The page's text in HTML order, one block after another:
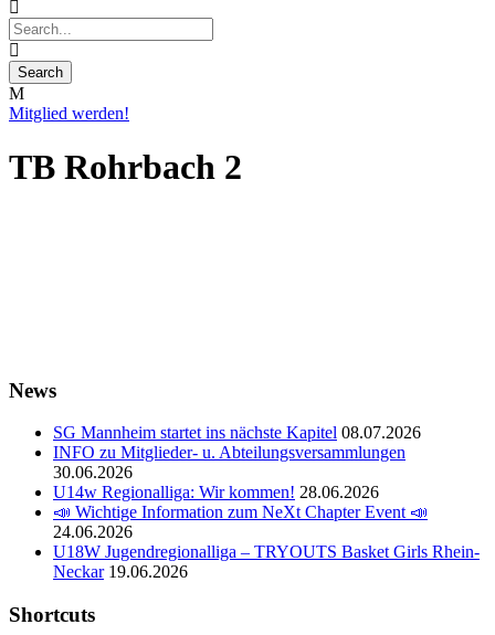
Mitglied werden!
TB Rohrbach 2
News
SG Mannheim startet ins nächste Kapitel 08.07.2026
INFO zu Mitglieder- u. Abteilungsversammlungen
30.06.2026
U14w Regionalliga: Wir kommen! 28.06.2026
📣 Wichtige Information zum NeXt Chapter Event 📣
24.06.2026
U18W Jugendregionalliga – TRYOUTS Basket Girls Rhein-
Neckar 19.06.2026
Shortcuts